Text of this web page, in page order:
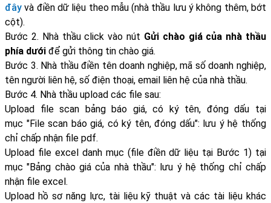
đây và điền dữ liệu theo mẫu (nhà thầu lưu ý không thêm, bớt
cột).
Bước 2. Nhà thầu click vào nút Gửi chào giá của nhà thầu
phía dưới để gửi thông tin chào giá.
Bước 3. Nhà thầu điền tên doanh nghiệp, mã số doanh nghiệp,
tên người liên hệ, số điện thoại, email liên hệ của nhà thầu.
Bước 4. Nhà thầu upload các file sau:
Upload file scan bảng báo giá, có ký tên, đóng dấu tại
mục "File scan báo giá, có ký tên, đóng dấu": lưu ý hệ thống
chỉ chấp nhận file pdf.
Upload file excel danh mục (file điền dữ liệu tại Bước 1) tại
mục "Bảng chào giá của nhà thầu": lưu ý hệ thống chỉ chấp
nhận file excel.
Upload hồ sơ năng lực, tài liệu kỹ thuật và các tài liệu khác